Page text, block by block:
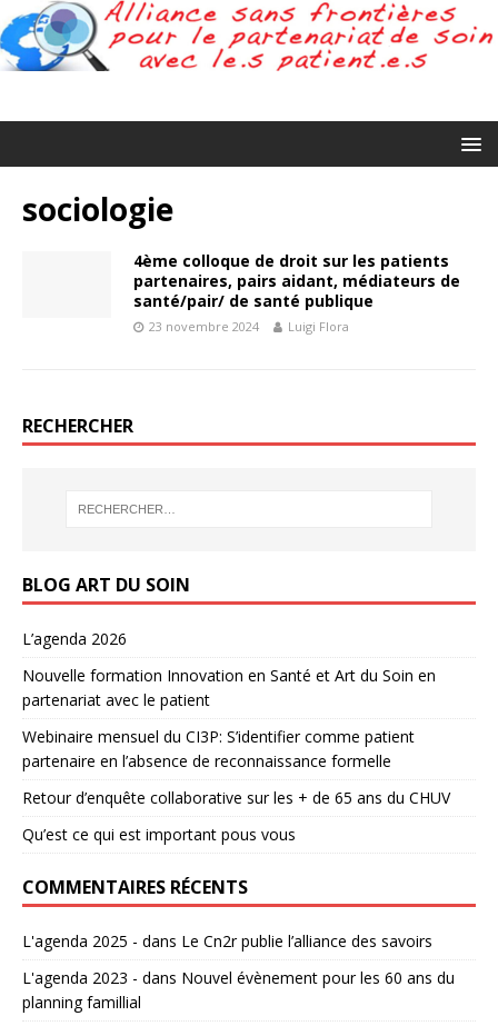
sociologie
4ème colloque de droit sur les patients
partenaires, pairs aidant, médiateurs de
santé/pair/ de santé publique
23 novembre 2024 Luigi Flora
RECHERCHER
BLOG ART DU SOIN
L’agenda 2026
Nouvelle formation Innovation en Santé et Art du Soin en
partenariat avec le patient
Webinaire mensuel du CI3P: S’identifier comme patient
partenaire en l’absence de reconnaissance formelle
Retour d’enquête collaborative sur les + de 65 ans du CHUV
Qu’est ce qui est important pous vous
COMMENTAIRES RÉCENTS
L'agenda 2025 - dans Le Cn2r publie l’alliance des savoirs
L'agenda 2023 - dans Nouvel évènement pour les 60 ans du
planning famillial